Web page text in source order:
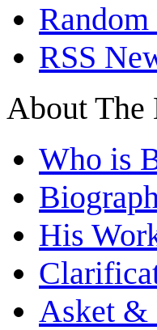
Random
RSS
About The
Who is
His
Asket &